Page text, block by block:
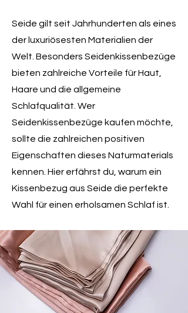
Seide gilt seit Jahrhunderten als eines
der luxuriösesten Materialien der
Welt. Besonders Seidenkissenbezüge
bieten zahlreiche Vorteile für Haut,
Haare und die allgemeine
Schlafqualität. Wer
Seidenkissenbezüge kaufen möchte,
sollte die zahlreichen positiven
Eigenschaften dieses Naturmaterials
kennen. Hier erfährst du, warum ein
Kissenbezug aus Seide die perfekte
Wahl für einen erholsamen Schlaf ist.